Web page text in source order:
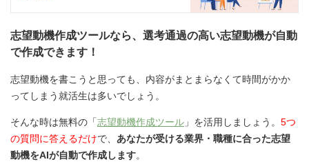
志望動機作成ツールなら、選考通過の高い志望動機が自動
で作成できます！
志望動機を書こうと思っても、内容がまとまらなくて時間がかか
ってしまう就活生は多いでしょう。
そんな時は無料の「志望動機作成ツール 」を活用しましょう。 5つ
の質問に答えるだけで、 あなたが受ける業界・職種に合った志望
動機をAIが自動で作成します。